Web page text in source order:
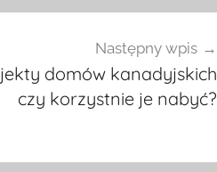
Następny wpis
domów kanadyjskich
czy korzystnie je nabyć?